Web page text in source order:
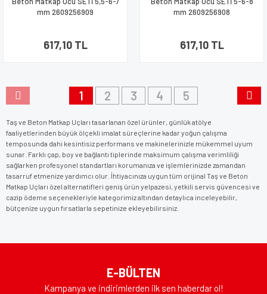
mm 2609256909
617,10 TL
mm 2609256908
617,10 TL
1 2 3 4 5
Taş ve Beton Matkap Uçları tasarlanan özel ürünler, günlük atölye
faaliyetlerinden büyük ölçekli imalat süreçlerine kadar yoğun çalışma
temposunda dahi kesintisiz performans ve makinelerinizle mükemmel uyum
sunar. Farklı çap, boy ve bağlantı tiplerinde maksimum çalışma verimliliği
sağlarken profesyonel standartları korumanıza ve işlemlerinizde zamandan
tasarruf etmenize yardımcı olur. İhtiyacınıza uygun tüm orijinal Taş ve Beton
Matkap Uçları özel alternatifleri geniş ürün yelpazesi, yetkili servis güvencesi ve
cazip ödeme seçenekleriyle kategorimiz altından detaylıca inceleyebilir,
bütçenize uygun fırsatlarla sepetinize ekleyebilirsiniz.
E-BÜLTEN
Kampanya ve indirimlerden ilk sen haberdar ol!